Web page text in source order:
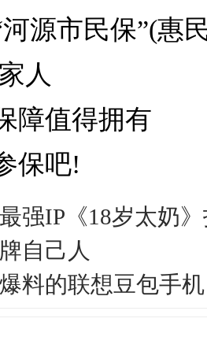
河源市民保”(惠
人
障值得拥有
保吧!
强IP《18岁太奶
自己人
料的联想豆包手